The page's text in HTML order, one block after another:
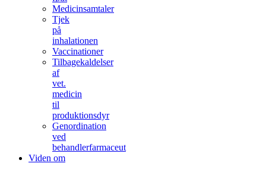
Medicinsamtaler
Tjek
på
inhalationen
Vaccinationer
Tilbagekaldelser
af
vet.
medicin
til
produktionsdyr
Genordination
ved
behandlerfarmaceut
Viden om